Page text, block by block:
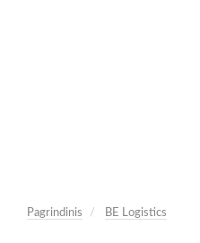
Pagrindinis BE Logistics